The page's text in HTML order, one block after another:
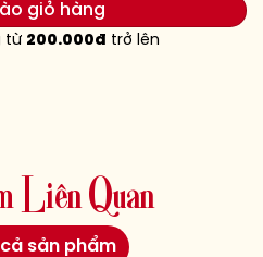
giỏ hàng
từ 200.000đ trở lên
Liên Quan
sản phẩm